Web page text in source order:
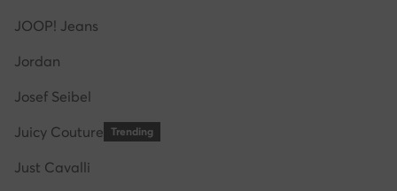
JOOP! Jeans
Jordan
Josef Seibel
Juicy Couture Trending
Just Cavalli